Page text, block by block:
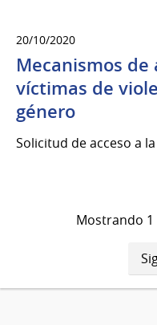
20/10/2020
Mecanismos
víctimas de
género
Solicitud de acceso a
Mostrando 1